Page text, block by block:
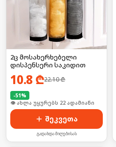
2ც მოსახერხებელი
დისპენსერი საკიდით
10.8 ₾22.10₾
-51%
🛒 ბოლო 24სთ-ში იყიდა 34-მა
შეკვეთა
გადახდა მიღებისას